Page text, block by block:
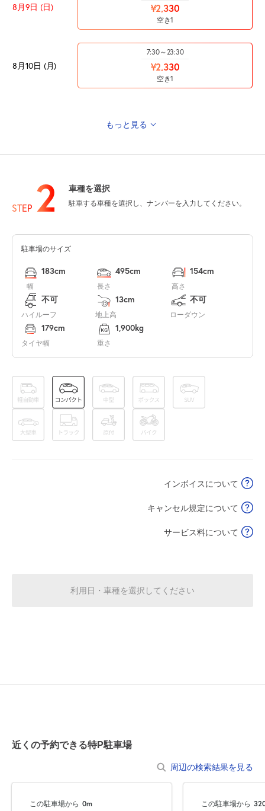
8月9日 (日) ¥2,330
空き1
8月10日 (月)
7:30～23:30
¥2,330
空き1
山の日
8月12日 (水) ¥2,330
8月13日 (木) ¥2,330
空き1
8月14日 (金)
8月15日 (土) ¥2,330
空き1
8月16日 (日)
7:30～23:30
¥2,330
7:30～23:30
空き1
もっと見る
STEP 2 車種を選択
駐車する車種を選択し、ナンバーを入力してください。
駐車場のサイズ
幅
183cm
長さ
495cm
高さ
154cm
ハイルーフ
不可
地上高
13cm
ローダウン
不可
タイヤ幅
179cm
重さ
1,900kg
インボイスについて
キャンセル規定について
サービス料について
利用日・車種を選択してください
近くの予約できる特P駐車場
周辺の検索結果を見る
この駐車場から 0m この駐車場から